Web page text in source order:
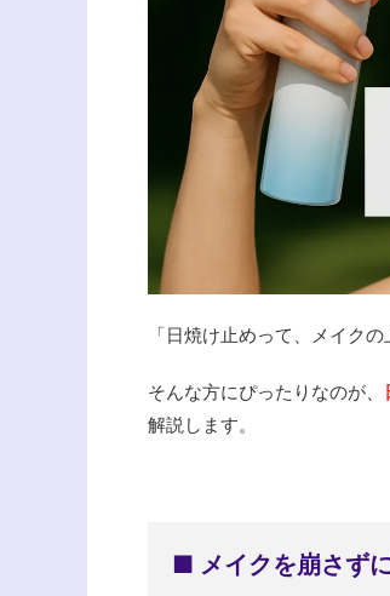
「日焼け止めって、メイク
そんな方にぴったりなのが、
解説します。
■ メイクを崩さず